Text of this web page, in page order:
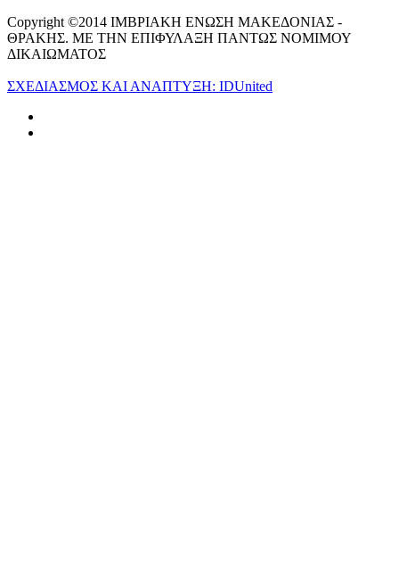
Copyright ©2014 ΙΜΒΡΙΑΚΗ ΕΝΩΣΗ ΜΑΚΕΔΟΝΙΑΣ -
ΘΡΑΚΗΣ. ΜΕ ΤΗΝ ΕΠΙΦΥΛΑΞΗ ΠΑΝΤΩΣ ΝΟΜΙΜΟΥ
ΔΙΚΑΙΩΜΑΤΟΣ
ΣΧΕΔΙΑΣΜΟΣ ΚΑΙ ΑΝΑΠΤΥΞΗ: IDUnited